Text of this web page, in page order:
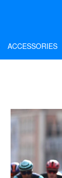
ACCESSORIES